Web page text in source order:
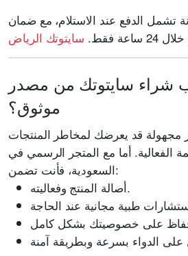
تشمل الدفع عند الاستلام، مع ضمان
فقط.
سايتوتك الرياض
شراء سايتوتك من مصدر
موثوق؟
مجهولة قد يعرضك لمخاطر المنتجات
الفعالية. أما مع المتجر الرسمي في
السعودية، فأنت تضمن:
أصالة المنتج وفعاليته.